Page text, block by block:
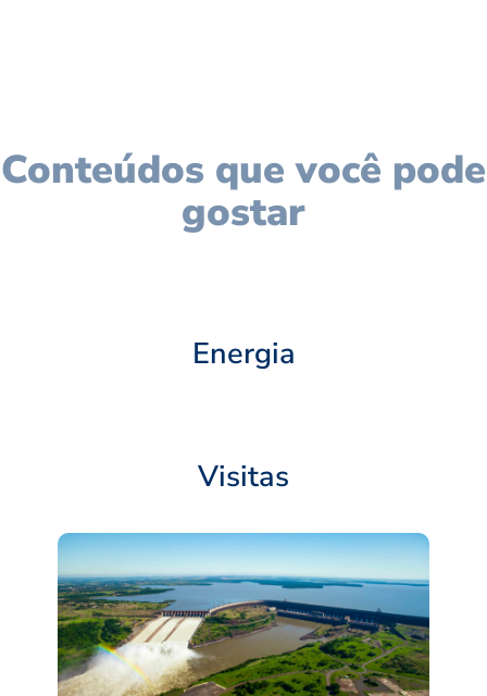
Conteúdos que você pode
gostar
Energia
Visitas